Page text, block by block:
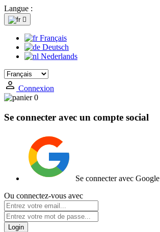
Langue :

Français
Deutsch
Nederlands
Connexion
0
Se connecter avec un compte social
Se connecter avec Google
Ou connectez-vous avec
Login